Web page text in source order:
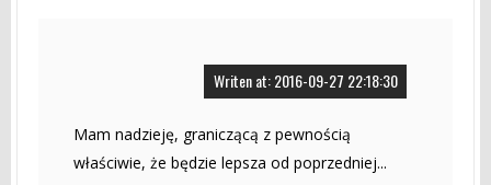
Writen at: 2016-09-27 22:18:30
Mam nadzieję, graniczącą z pewnością
właściwie, że będzie lepsza od poprzedniej...